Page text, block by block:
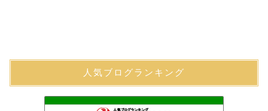
人気ブログランキング